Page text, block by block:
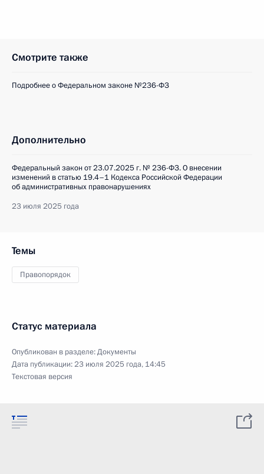
Смотрите также
Подробнее о Федеральном законе №236-ФЗ
Дополнительно
Федеральный закон от 23.07.2025 г. № 236-ФЗ. О внесении
изменений в статью 19.4–1 Кодекса Российской Федерации
об административных правонарушениях
23 июля 2025 года
Темы
Правопорядок
Статус материала
Опубликован в разделе:Документы
Дата публикации:23 июля 2025 года, 14:45
Текстовая версия